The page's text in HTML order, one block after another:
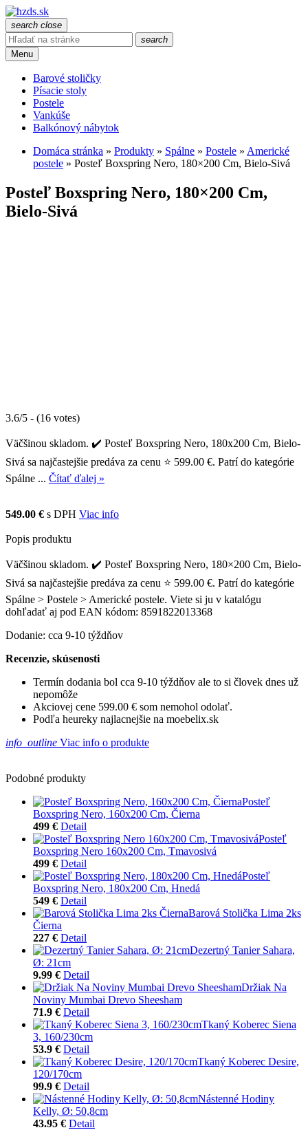
search close
search
Menu
Barové stoličky
Písacie stoly
Postele
Vankúše
Balkónový nábytok
Domáca stránka » Produkty » Spálne » Postele » Americké
postele » Posteľ Boxspring Nero, 180×200 Cm, Bielo-Sivá
Posteľ Boxspring Nero, 180×200 Cm,
Bielo-Sivá
3.6/5 - (16 votes)
Väčšinou skladom. ✔️ Posteľ Boxspring Nero, 180x200 Cm, Bielo-
Sivá sa najčastejšie predáva za cenu ⭐ 599.00 €. Patrí do kategórie
Spálne ... Čítať ďalej »
549.00 € s DPH Viac info
Popis produktu
Väčšinou skladom. ✔️ Posteľ Boxspring Nero, 180×200 Cm, Bielo-
Sivá sa najčastejšie predáva za cenu ⭐ 599.00 €. Patrí do kategórie
Spálne > Postele > Americké postele. Viete si ju v katalógu
dohľadať aj pod EAN kódom: 8591822013368
Dodanie: cca 9-10 týždňov
Recenzie, skúsenosti
Termín dodania bol cca 9-10 týždňov ale to si človek dnes už
nepomôže
Akciovej cene 599.00 € som nemohol odolať.
Podľa heureky najlacnejšie na moebelix.sk
info_outline Viac info o produkte
Podobné produkty
Posteľ
Boxspring Nero, 160x200 Cm, Čierna
499 € Detail
Posteľ
Boxspring Nero 160x200 Cm, Tmavosivá
499 € Detail
Posteľ
Boxspring Nero, 180x200 Cm, Hnedá
549 € Detail
Barová Stolička Lima 2ks
Čierna
227 € Detail
Dezertný Tanier Sahara,
Ø: 21cm
9.99 € Detail
Držiak Na
Noviny Mumbai Drevo Sheesham
71.9 € Detail
Tkaný Koberec Siena
3, 160/230cm
53.9 € Detail
Tkaný Koberec Desire,
120/170cm
99.9 € Detail
Nástenné Hodiny
Kelly, Ø: 50,8cm
43.95 € Detail